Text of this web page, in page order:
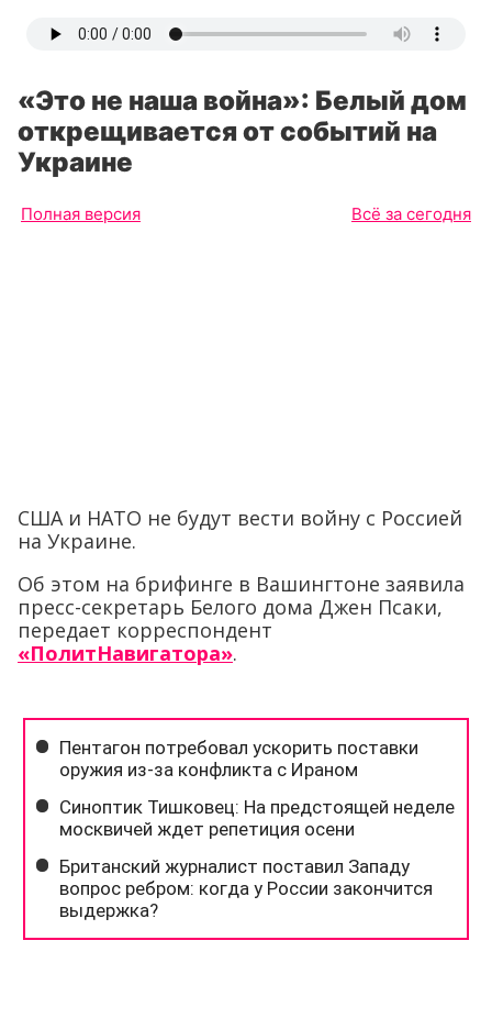
«Это не наша война»: Белый дом
открещивается от событий на
Украине
Полная версия Всё за сегодня
США и НАТО не будут вести войну с Россией
на Украине.
Об этом на брифинге в Вашингтоне заявила
пресс-секретарь Белого дома Джен Псаки,
передает корреспондент
«ПолитНавигатора».